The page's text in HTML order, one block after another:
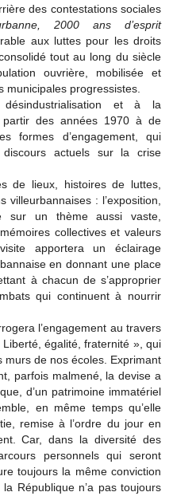
des contestations sociales
2000 ans d’esprit
aux luttes pour les droits
tout au long du siècle
ouvrière, mobilisée et
municipales progressistes.
et à la
partir des années 1970 à de
formes d’engagement, qui
actuels sur la crise
de lieux, histoires de luttes,
villeurbannaises : l’exposition,
sur un thème aussi vaste,
collectives et valeurs
apportera un éclairage
en donnant une place
à chacun de s’approprier
qui continuent à nourrir
l’engagement au travers
égalité, fraternité », qui
murs de nos écoles. Exprimant
parfois malmené, la devise a
d’un patrimoine immatériel
en même temps qu’elle
remise à l’ordre du jour en
Car, dans la diversité des
personnels qui seront
toujours la même conviction
République n’a pas toujours